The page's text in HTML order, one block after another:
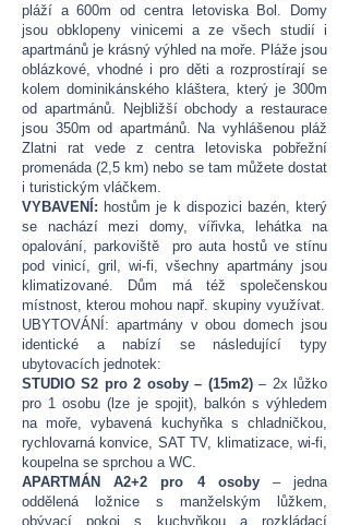
pláží a 600m od centra letoviska Bol. Domy
jsou obklopeny vinicemi a ze všech studií i
apartmánů je krásný výhled na moře. Pláže jsou
oblázkové, vhodné i pro děti a rozprostírají se
kolem dominikánského kláštera, který je 300m
od apartmánů. Nejbližší obchody a restaurace
jsou 350m od apartmánů. Na vyhlášenou pláž
Zlatni rat vede z centra letoviska pobřežní
promenáda (2,5 km) nebo se tam můžete dostat
i turistickým vláčkem.
VYBAVENÍ: hostům je k dispozici bazén, který
se nachází mezi domy, vířivka, lehátka na
opalování, parkoviště pro auta hostů ve stínu
pod vinicí, gril, wi-fi, všechny apartmány jsou
klimatizované. Dům má též společenskou
místnost, kterou mohou např. skupiny využívat.
UBYTOVÁNÍ: apartmány v obou domech jsou
identické a nabízí se následující typy
ubytovacích jednotek:
STUDIO S2 pro 2 osoby – (15m2)– 2x lůžko
pro 1 osobu (lze je spojit), balkón s výhledem
na moře, vybavená kuchyňka s chladničkou,
rychlovarná konvice, SAT TV, klimatizace, wi-fi,
koupelna se sprchou a WC.
APARTMÁN A2+2 pro 4 osoby– jedna
oddělená ložnice s manželským lůžkem,
obývací pokoj s kuchyňkou a rozkládací